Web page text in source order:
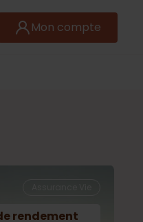
Mon compte
rendement